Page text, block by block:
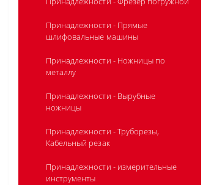
Принадлежности - Прямые
шлифовальные машины
Принадлежности - Ножницы по
металлу
Принадлежности - Вырубные
ножницы
Принадлежности - Труборезы,
Кабельный резак
Принадлежности - измерительные
инструменты